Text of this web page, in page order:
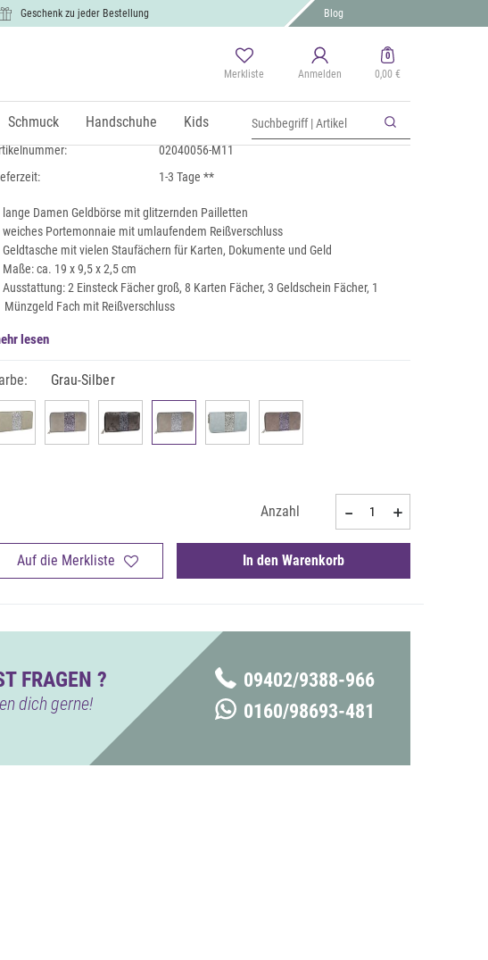
Geschenk zu jeder Bestellung Blog
Merkliste Anmelden
0
0,00 €
Schmuck Handschuhe Kids
mit Pailletten Streifen
12,99 €
inkl. MwSt., zzgl.Versand
02040056-M11
1-3 Tage **
lange Damen Geldbörse mit glitzernden Pailletten
weiches Portemonnaie mit umlaufendem Reißverschluss
Geldtasche mit vielen Staufächern für Karten, Dokumente und Geld
Maße: ca. 19 x 9,5 x 2,5 cm
Ausstattung: 2 Einsteck Fächer groß, 8 Karten Fächer, 3 Geldschein Fächer, 1
Münzgeld Fach mit Reißverschluss
lesen
Grau-Silber
Anzahl
Auf die Merkliste In den Warenkorb
FRAGEN ?
dich gerne!
09402/9388-966
0160/98693-481